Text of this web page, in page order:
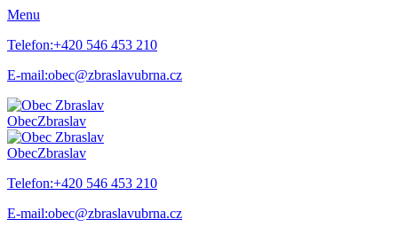
Menu
Telefon:+420 546 453 210
E-mail:obec@zbraslavubrna.cz
ObecZbraslav
ObecZbraslav
Telefon:+420 546 453 210
E-mail:obec@zbraslavubrna.cz